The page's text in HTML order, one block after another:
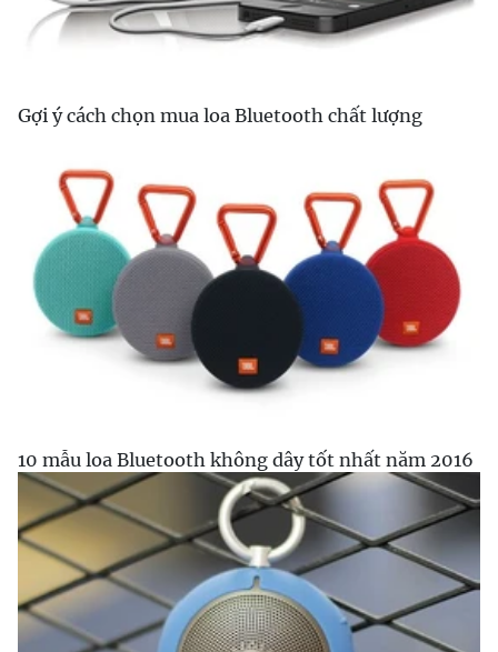
Gợi ý cách chọn mua loa Bluetooth chất lượng
10 mẫu loa Bluetooth không dây tốt nhất năm 2016